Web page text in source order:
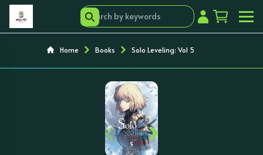
Home Books Solo Leveling: Vol 5
‹ ›